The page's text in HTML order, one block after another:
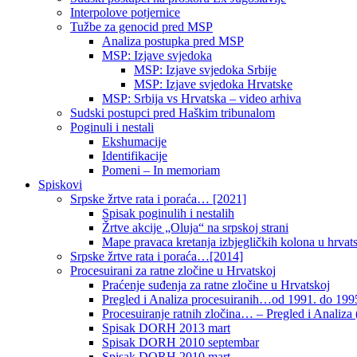
Interpolove potjernice
Tužbe za genocid pred MSP
Analiza postupka pred MSP
MSP: Izjave svjedoka
MSP: Izjave svjedoka Srbije
MSP: Izjave svjedoka Hrvatske
MSP: Srbija vs Hrvatska – video arhiva
Sudski postupci pred Haškim tribunalom
Poginuli i nestali
Ekshumacije
Identifikacije
Pomeni – In memoriam
Spiskovi
Srpske žrtve rata i poraća… [2021]
Spisak poginulih i nestalih
Žrtve akcije „Oluja“ na srpskoj strani
Mape pravaca kretanja izbjegličkih kolona u
Srpske žrtve rata i poraća…[2014]
Procesuirani za ratne zločine u Hrvatskoj
Praćenje suđenja za ratne zločine u Hrvatskoj
Pregled i Analiza procesuiranih…od 1991. do
Procesuiranje ratnih zločina… – Pregled i Analiza
Spisak DORH 2013 mart
Spisak DORH 2010 septembar